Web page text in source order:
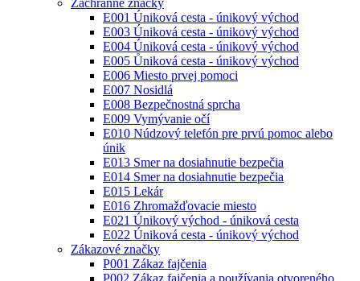
E001 Úniková cesta - únikový východ
E003 Úniková cesta - únikový východ
E004 Úniková cesta - únikový východ
E005 Ůniková cesta - únikový východ
E006 Miesto prvej pomoci
E007 Nosidlá
E008 Bezpečnostná sprcha
E009 Vymývanie očí
E010 Núdzový telefón pre prvú pomoc alebo
únik
E013 Smer na dosiahnutie bezpečia
E014 Smer na dosiahnutie bezpečia
E015 Lekár
E016 Zhromažďovacie miesto
E021 Únikový východ - úniková cesta
E022 Úniková cesta - únikový východ
Zákazové značky
P001 Zákaz fajčenia
P002 Zákaz fajčenia a používania otvoreného